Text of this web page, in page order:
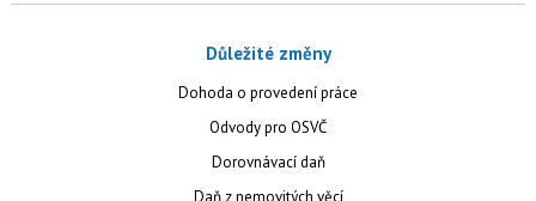
Důležité změny
Dohoda o provedení práce
Odvody pro OSVČ
Dorovnávací daň
Daň z nemovitých věcí